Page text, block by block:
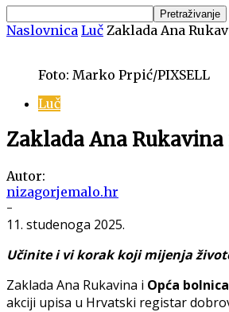
Naslovnica Luč Zaklada Ana
Foto: Marko Prpić/PIXSELL
Luč
Zaklada Ana
Autor:
nizagorjemalo.hr
-
11. studenoga 2025.
Učinite i vi korak koji mijenja
Zaklada Ana Rukavina i Opća
akciji upisa u Hrvatski registar